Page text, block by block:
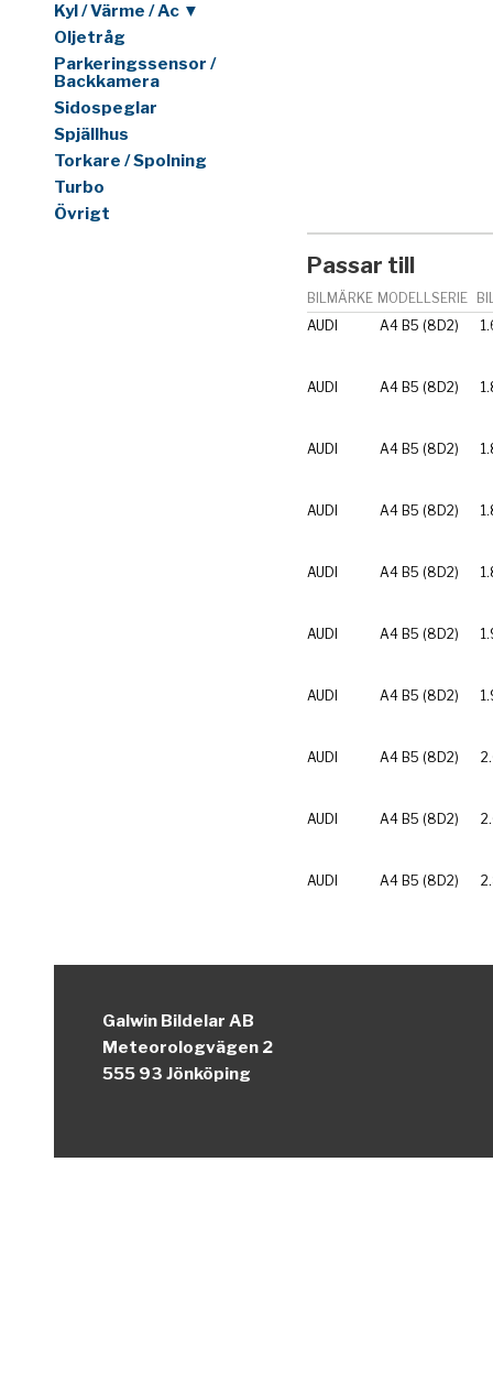
Kyl / Värme / Ac ▼
Oljetråg
Parkeringssensor /
Backkamera
Sidospeglar
Spjällhus
Torkare / Spolning
Turbo
Övrigt
Passar till
BILMÄRKE MODELLSERIE
AUDI
A4 B5 (8D2)
AUDI A4 B5 (8D2)
AUDI A4 B5 (8D2)
AUDI A4 B5 (8D2)
AUDI A4 B5 (8D2)
AUDI A4 B5 (8D2)
AUDI A4 B5 (8D2)
AUDI A4 B5 (8D2)
AUDI A4 B5 (8D2)
AUDI A4 B5 (8D2)
Galwin Bildelar AB
Meteorologvägen 2
555 93 Jönköping